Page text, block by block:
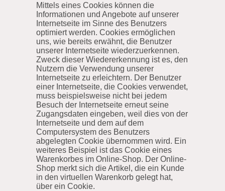
Mittels eines Cookies können die
Informationen und Angebote auf unserer
Internetseite im Sinne des Benutzers
optimiert werden. Cookies ermöglichen
uns, wie bereits erwähnt, die Benutzer
unserer Internetseite wiederzuerkennen.
Zweck dieser Wiedererkennung ist es, den
Nutzern die Verwendung unserer
Internetseite zu erleichtern. Der Benutzer
einer Internetseite, die Cookies verwendet,
muss beispielsweise nicht bei jedem
Besuch der Internetseite erneut seine
Zugangsdaten eingeben, weil dies von der
Internetseite und dem auf dem
Computersystem des Benutzers
abgelegten Cookie übernommen wird. Ein
weiteres Beispiel ist das Cookie eines
Warenkorbes im Online-Shop. Der Online-
Shop merkt sich die Artikel, die ein Kunde
in den virtuellen Warenkorb gelegt hat,
über ein Cookie.